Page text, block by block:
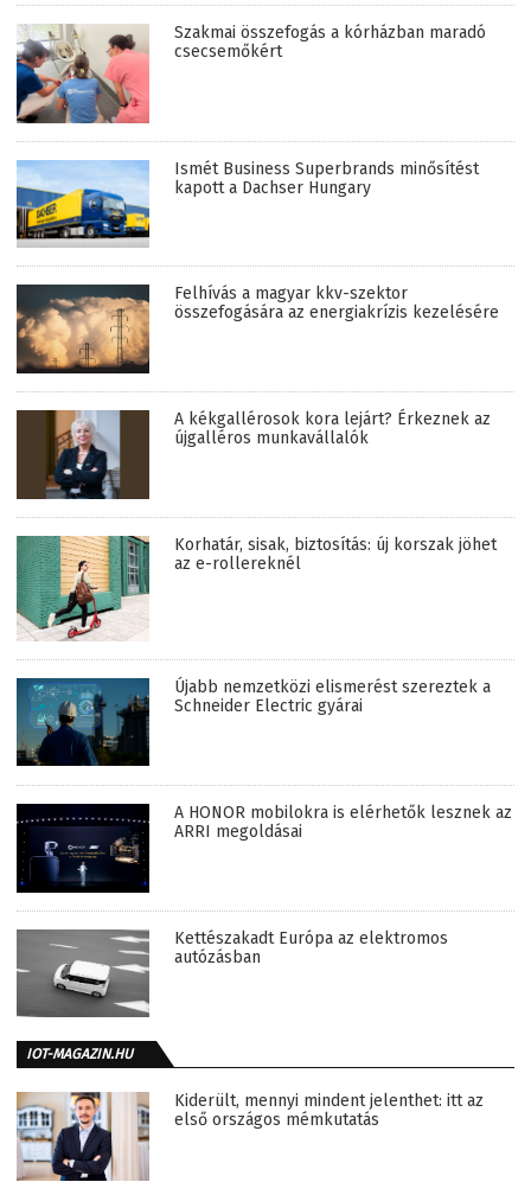
Szakmai összefogás a kórházban maradó
csecsemőkért
Ismét Business Superbrands minősítést
kapott a Dachser Hungary
Felhívás a magyar kkv-szektor
összefogására az energiakrízis kezelésére
A kékgallérosok kora lejárt? Érkeznek az
újgalléros munkavállalók
Korhatár, sisak, biztosítás: új korszak jöhet
az e-rollereknél
Újabb nemzetközi elismerést szereztek a
Schneider Electric gyárai
A HONOR mobilokra is elérhetők lesznek az
ARRI megoldásai
Kettészakadt Európa az elektromos
autózásban
IOT-MAGAZIN.HU
Kiderült, mennyi mindent jelenthet: itt az
első országos mémkutatás